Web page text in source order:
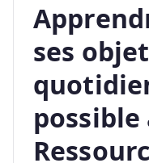
ses
possible